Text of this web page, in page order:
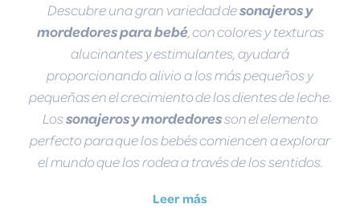
Descubre una gran variedad desonajeros y
mordedores para bebé, con colores y texturas
alucinantes y estimulantes, ayudará
proporcionando alivio a los más pequeños y
pequeñas en el crecimiento de los dientes de leche.
Lossonajeros y mordedoresson el elemento
perfecto para que los bebés comiencen a explorar
el mundo que los rodea a través de los sentidos.
Leer más